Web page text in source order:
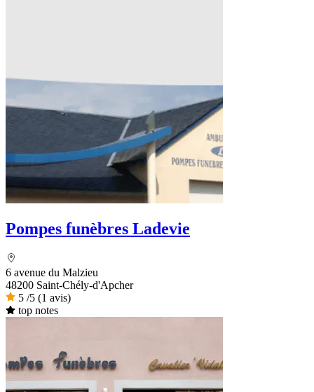
Pompes funèbres Ladevie
6 avenue du Malzieu
48200 Saint-Chély-d'Apcher
5 /5 (1 avis)
top notes